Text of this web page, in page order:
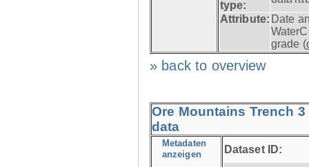
type:
Attribute: Date
grade (
» back to overview
Ore Mountains Trench
data
Metadaten
anzeigen Dataset ID: